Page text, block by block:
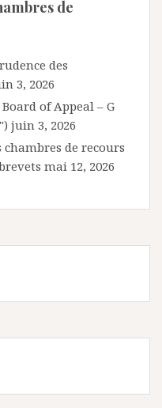
de
des
3, 2026
of Appeal – G
juin 3, 2026
chambres de recours
mai 12, 2026